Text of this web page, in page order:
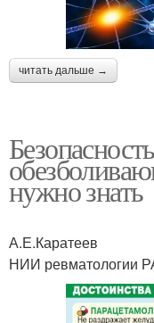
читать дальше →
нужно знать
А.Е.Каратеев
НИИ ревматологии